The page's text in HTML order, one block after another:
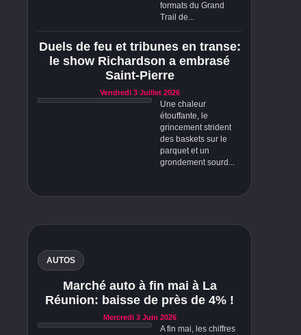
formats du Grand
Trail de...
Duels de feu et tribunes en transe:
le show Richardson a embrasé
Saint-Pierre
Vendredi 3 Juillet 2026
Une chaleur
étouffante, le
grincement strident
des baskets sur le
parquet et un
grondement sourd...
AUTOS
Marché auto à fin mai à La
Réunion: baisse de près de 4% !
Mercredi 3 Juin 2026
A fin mai, les chiffres